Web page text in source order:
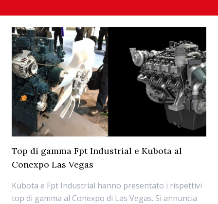
Top di gamma Fpt Industrial e Kubota al
Conexpo Las Vegas
Kubota e Fpt Industrial hanno presentato i rispettivi
top di gamma al Conexpo di Las Vegas. Si annuncia